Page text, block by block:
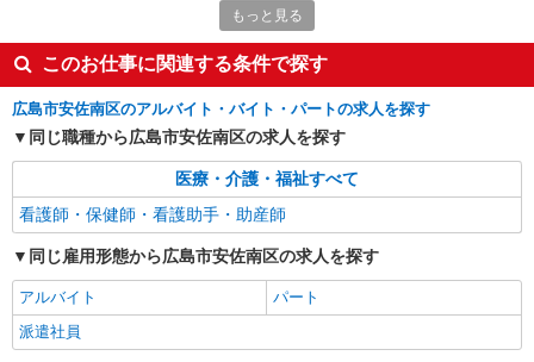
医療現場を支える《 看護助手さん 》⇒シー
ツ交換、清掃など
時給1350円〜1937円 ＜日払い有/週払い有/交
通費全支給(ガソリン代含む)＞
広島市安佐南区
キープ 詳細を見る
派遣社員
株式会社kotrio /●HR-H-2078571
＊週3〜OK/看護助手
通費全支給(ガソリン代含む)＞
もっと見る
このお仕事に関連する条件で探す
広島市安佐南区のアルバイト・バイト・パートの求人を探す
同じ職種から広島市安佐南区の求人を探す
医療・介護・福祉すべて
看護師・保健師・看護助手・助産師
同じ雇用形態から広島市安佐南区の求人を探す
アルバイト
パート
派遣社員